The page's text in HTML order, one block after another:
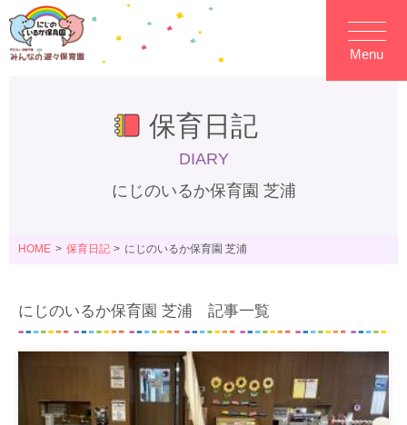
Menu
保育日記
DIARY
にじのいるか保育園 芝浦
HOME 保育日記 にじのいるか保育園 芝浦
にじのいるか保育園 芝浦 記事一覧